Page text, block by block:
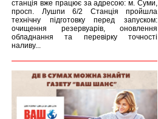
станція вже працює за адресою: м. Суми,
просп. Лушпи 6/2 Станція пройшла
технічну підготовку перед запуском:
очищення резервуарів, оновлення
обладнання та перевірку точності
наливу...